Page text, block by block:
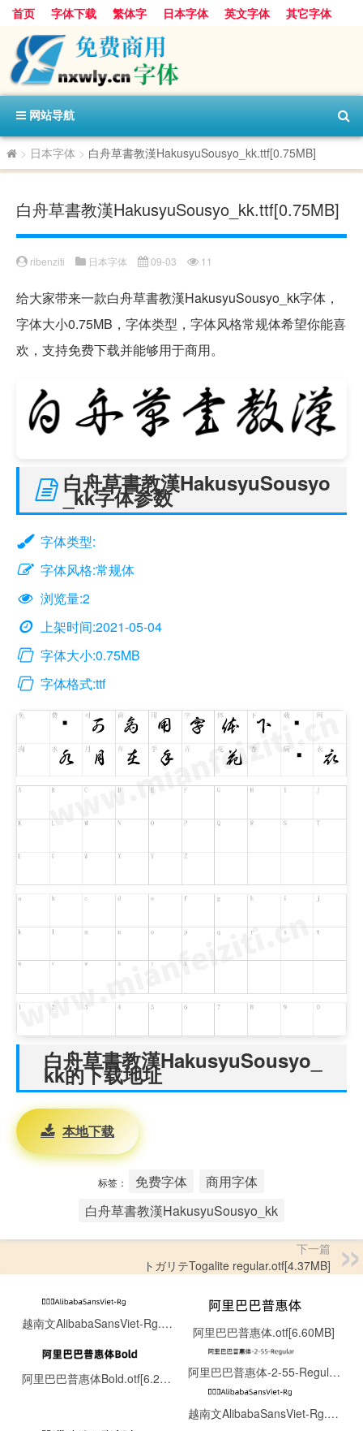
首页 字体下载 繁体字 日本字体 英文字体
其它字体
阿里巴巴字体
字体分类
网站导航
> 日本字体 > 白舟草書教漢HakusyuSousyo_kk.ttf[0.75MB]
白舟草書教漢HakusyuSousyo_kk.ttf[0.75MB]
ribenziti 日本字体 09-03 11
给大家带来一款白舟草書教漢HakusyuSousyo_kk字体，
字体大小0.75MB，字体类型，字体风格常规体希望你能喜
欢，支持免费下载并能够用于商用。
白舟草書教漢HakusyuSousyo
_kk字体参数
字体类型:
字体风格:常规体
浏览量:2
上架时间:2021-05-04
字体大小:0.75MB
字体格式:ttf
白舟草書教漢HakusyuSousyo_
kk的下载地址
本地下载
标签： 免费字体
商用字体
白舟草書教漢HakusyuSousyo_kk
下一篇
トガリテTogalite regular.otf[4.37MB]
越南文AlibabaSansViet-Rg.otf[0.13MB]
阿里巴巴普惠体.otf[6.60MB]
阿里巴巴普惠体Bold.otf[6.22MB] 阿里巴巴普惠体-2-55-Regular.ttf[8.06MB]
越南文AlibabaSansViet-Rg.otf[0.13MB]